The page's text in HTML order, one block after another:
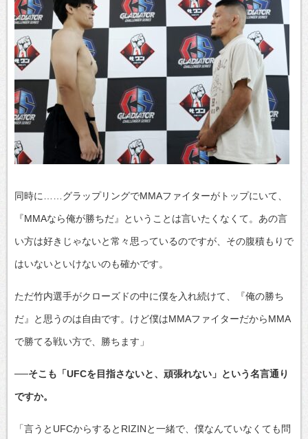
同時に……グラップリングでMMAファイターがトップにいて、
『MMAなら俺が勝ちだ』ということは言いたくなくて。あの言
い方は好きじゃないと常々思っているのですが、その腹積もりで
はいないといけないのも確かです。
ただ竹内選手がクローズドの中に僕を入れ続けて、『俺の勝ち
だ』と思うのは自由です。けど僕はMMAファイターだからMMA
で勝てる戦い方で、勝ちます」
──そこも「UFCを目指さないと、頑張れない」という名言通り
ですか。
「言うとUFCからするとRIZINと一緒で、僕なんていなくても問